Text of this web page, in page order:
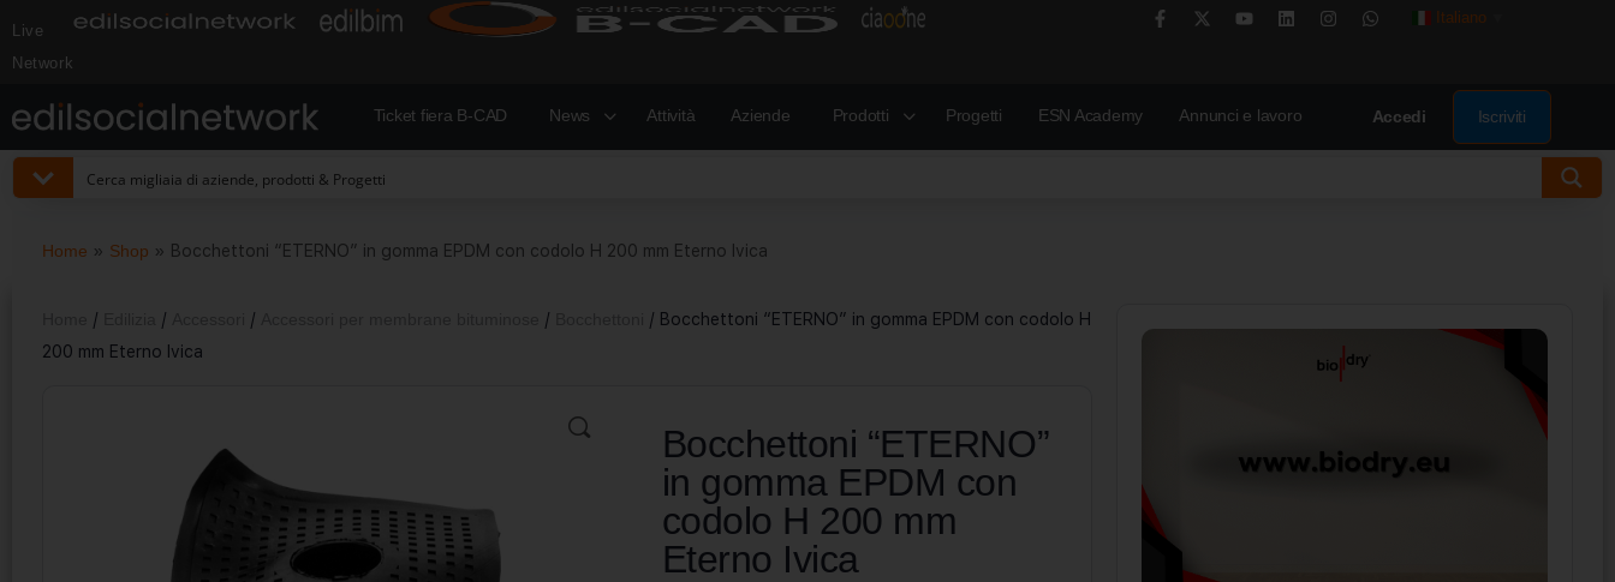
Live
Network
Italiano
Ticket fiera B-CAD News Attività Aziende Prodotti Progetti ESN Academy Annunci e lavoro Accedi Iscriviti
Home » Shop » Bocchettoni “ETERNO” in gomma EPDM con codolo H 200 mm Eterno Ivica
/ / / /
/ Bocchettoni “ETERNO” in gomma EPDM con codolo H
200 mm Eterno Ivica
Bocchettoni “ETERNO”
in gomma EPDM con
codolo H 200 mm
Eterno Ivica